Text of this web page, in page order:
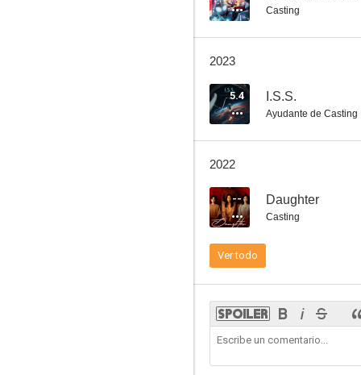
Casting
2023
5.4 I.S.S.
Ayudante de Casting
2022
-- Daughter
Casting
Ver todo